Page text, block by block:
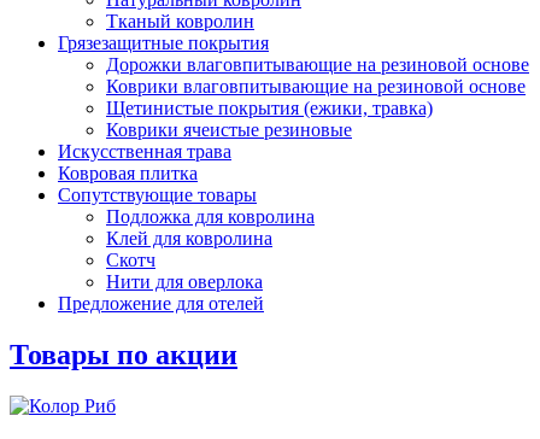
Тканый ковролин
Грязезащитные покрытия
Дорожки влаговпитывающие на резиновой основе
Коврики влаговпитывающие на резиновой основе
Щетинистые покрытия (ежики, травка)
Коврики ячеистые резиновые
Искусственная трава
Ковровая плитка
Сопутствующие товары
Подложка для ковролина
Клей для ковролина
Скотч
Нити для оверлока
Предложение для отелей
Товары по акции